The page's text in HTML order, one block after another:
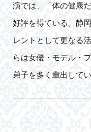
演では、「体の健康
好評を得ている。静
レントとして更なる
らは女優・モデル・
弟子を多く輩出して